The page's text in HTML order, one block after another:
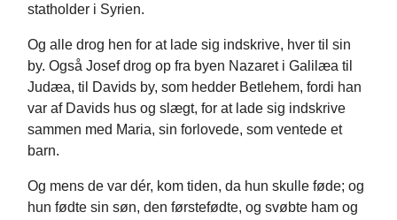
statholder i Syrien.
Og alle drog hen for at lade sig indskrive, hver til sin
by. Også Josef drog op fra byen Nazaret i Galilæa til
Judæa, til Davids by, som hedder Betlehem, fordi han
var af Davids hus og slægt, for at lade sig indskrive
sammen med Maria, sin forlovede, som ventede et
barn.
Og mens de var dér, kom tiden, da hun skulle føde; og
hun fødte sin søn, den førstefødte, og svøbte ham og